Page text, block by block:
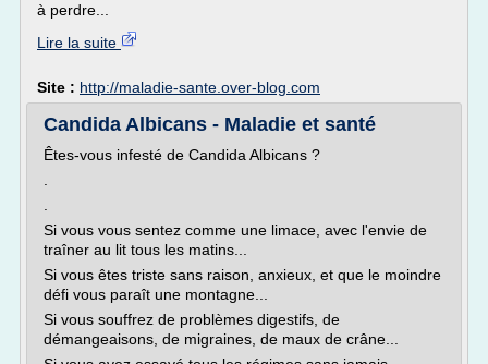
à perdre...
Lire la suite
Site : http://maladie-sante.over-blog.com
Candida Albicans - Maladie et santé
Êtes-vous infesté de Candida Albicans ?
Si vous vous sentez comme une limace, avec l'envie de
traîner au lit tous les matins...
Si vous êtes triste sans raison, anxieux, et que le moindre
défi vous paraît une montagne...
Si vous souffrez de problèmes digestifs, de
démangeaisons, de migraines, de maux de crâne...